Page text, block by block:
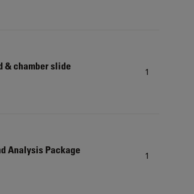
& chamber slide 1
Analysis Package 1